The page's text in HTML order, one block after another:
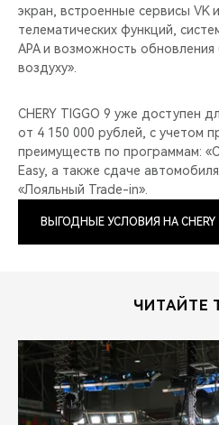
экран, встроенные сервисы VK
телематических функций,
APA и возможность
воздуху».
CHERY TIGGO 9 уже доступен
от 4 150 000 рублей, с учетом
преимуществ по программам:
Easy, а также сдаче
«Лояльный Trade-in».
ВЫГОДНЫЕ УСЛОВИЯ НА CHERY
ЧИТАЙТЕ